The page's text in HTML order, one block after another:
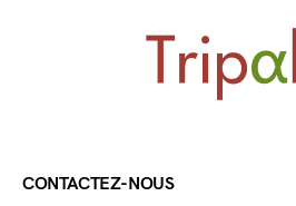
CONTACTEZ-NOUS